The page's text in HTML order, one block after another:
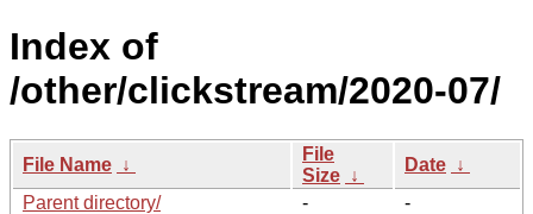
Index of
/other/clickstream/2020-07/
File Name ↓
File
Size ↓
Date ↓
Parent directory/
-
-